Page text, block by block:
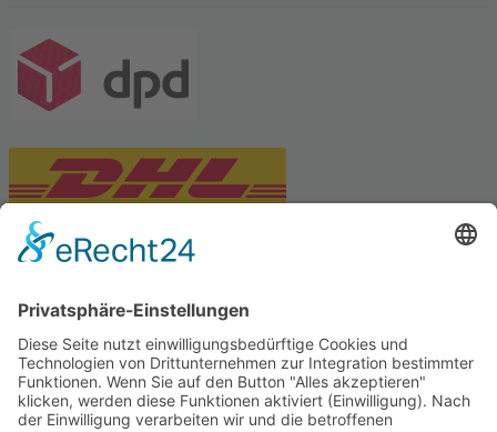
Tekal – Textile Lebensqualität
Exklusive moderne & Orientteppiche
Feuerwerk XXL